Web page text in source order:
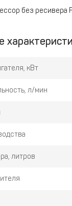
без ресивера
кВт
л/мин
литров